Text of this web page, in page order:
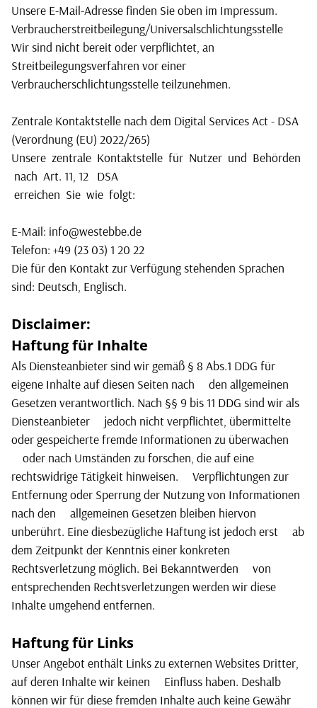
Unsere E-Mail-Adresse finden Sie oben im Impressum.
Verbraucherstreitbeilegung/Universalschlichtungsstelle
Wir sind nicht bereit oder verpflichtet, an
Streitbeilegungsverfahren vor einer
Verbraucherschlichtungsstelle teilzunehmen.
Zentrale Kontaktstelle nach dem Digital Services Act - DSA
(Verordnung (EU) 2022/265)
Unsere zentrale Kontaktstelle für Nutzer und Behörden
nach Art. 11, 12 DSA
erreichen Sie wie folgt:
E-Mail: info@westebbe.de
Telefon: +49 (23 03) 1 20 22
Die für den Kontakt zur Verfügung stehenden Sprachen
sind: Deutsch, Englisch.
Disclaimer:
Haftung für Inhalte
Als Diensteanbieter sind wir gemäß § 8 Abs.1 DDG für
eigene Inhalte auf diesen Seiten nach
den allgemeinen
Gesetzen verantwortlich. Nach §§ 9 bis 11 DDG sind wir als
Diensteanbieter
jedoch nicht verpflichtet, übermittelte
oder gespeicherte fremde Informationen zu überwachen
oder nach Umständen zu forschen, die auf eine
rechtswidrige Tätigkeit hinweisen.
Verpflichtungen zur
Entfernung oder Sperrung der Nutzung von Informationen
nach den
allgemeinen Gesetzen bleiben hiervon
unberührt. Eine diesbezügliche Haftung ist jedoch erst
ab
dem Zeitpunkt der Kenntnis einer konkreten
Rechtsverletzung möglich. Bei Bekanntwerden
von
entsprechenden Rechtsverletzungen werden wir diese
Inhalte umgehend entfernen.
Haftung für Links
Unser Angebot enthält Links zu externen Websites Dritter,
auf deren Inhalte wir keinen
Einfluss haben. Deshalb
können wir für diese fremden Inhalte auch keine Gewähr